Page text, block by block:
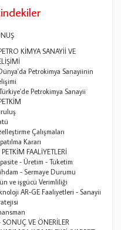
KİMYA SANAYİİ VE
Petrokimya Sanayiinin
Petrokimya Sanayii
Çalışmaları
Kararı
FAALİYETLERİ
- Üretim - Tüketim
- Sermaye Durumu
ve işgücü Verimliliği
AR-GE Faaliyetleri - Sanayii
SONUÇ VE ÖNERİLER